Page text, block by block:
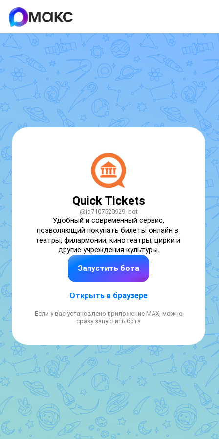
Quick Tickets
@id7107520929_bot
Удобный и современный сервис,
позволяющий покупать билеты онлайн в
театры, филармонии, кинотеатры, цирки и
другие учреждения культуры.
Запустить бота
Открыть в браузере
Если у вас установлено приложение MAX, можно
сразу запустить бота